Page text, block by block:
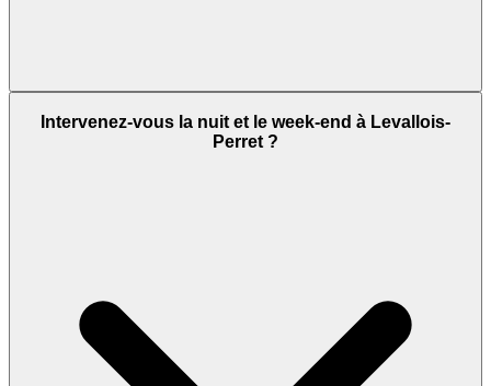
Intervenez-vous la nuit et le week-end à Levallois-
Perret ?